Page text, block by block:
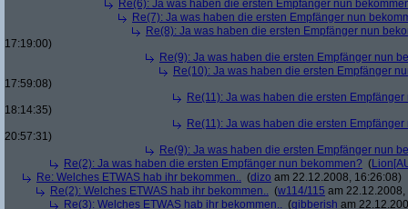
Re(6): Ja was haben die ersten Empfänger nun
Re(7): Ja was haben die ersten Empfänger nun
Re(8): Ja was haben die ersten Empfänger nun
17:19:00)
Re(9): Ja was haben die ersten Empfänger nun
Re(10): Ja was haben die ersten Empfänger
17:59:08)
Re(11): Ja was haben die ersten
18:14:35)
Re(11): Ja was haben die ersten
20:57:31)
Re(9): Ja was haben die ersten Empfänger nun
Re(2): Ja was haben die ersten Empfänger nun bekommen? (
Re: Welches ETWAS hab ihr bekommen.. (dizo am 22.12.2008, 16:26:08)
Re(2): Welches ETWAS hab ihr bekommen.. (w114/115 am
Re(3): Welches ETWAS hab ihr bekommen.. (gibberish am